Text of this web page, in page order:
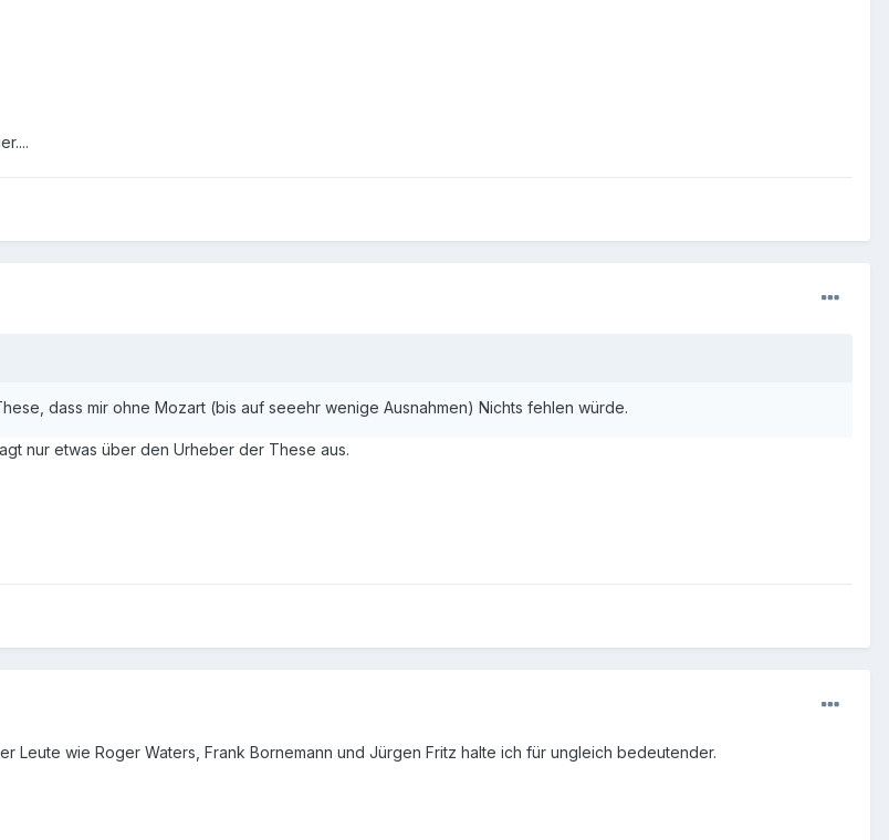
dass mir ohne Mozart (bis auf seeehr wenige Ausnahmen) Nichts fehlen würde.
nur etwas über den Urheber der These aus.
Leute wie Roger Waters, Frank Bornemann und Jürgen Fritz halte ich für ungleich bedeutender.